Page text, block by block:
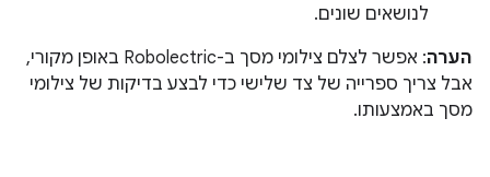
לנושאים שונים.
הערה
: אפשר לצלם צילומי מסך ב-Robolectric באופן מקורי,
אבל צריך ספרייה של צד שלישי כדי לבצע בדיקות של צילומי
מסך באמצעותו.